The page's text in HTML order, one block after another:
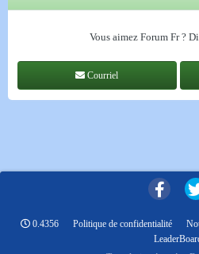
Vous aimez Forum Fr ?
Courriel
0.4356 Politique de confidentialité